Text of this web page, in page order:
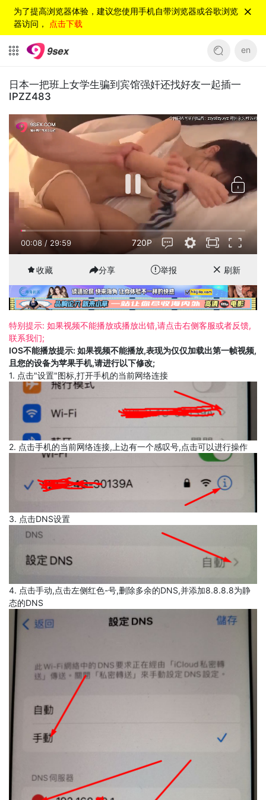
为了提高浏览器体验，建议您使用手机自带浏览器或谷歌浏览
器访问， 点击下载
en
日本一把班上女学生骗到宾馆强奸还找好友一起插一
IPZZ483
00:08 / 29:59 720P
收藏 分享 举报 刷新
特别提示: 如果视频不能播放或播放出错,请点击右侧客服或者反馈,
联系我们;
IOS不能播放提示: 如果视频不能播放,表现为仅仅加载出第一帧视频,
且您的设备为苹果手机,请进行以下修改;
1. 点击"设置"图标,打开手机的当前网络连接
2. 点击手机的当前网络连接,上边有一个感叹号,点击可以进行操作
3. 点击DNS设置
4. 点击手动,点击左侧红色-号,删除多余的DNS,并添加8.8.8.8为静
态的DNS